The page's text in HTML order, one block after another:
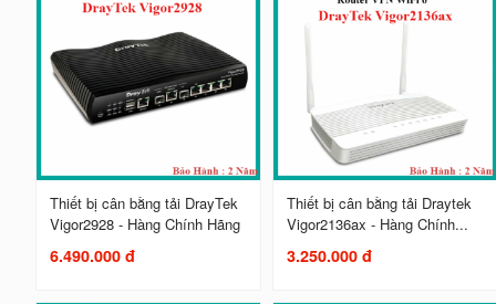
Thiết bị cân bằng tải DrayTek
Vigor2928 - Hàng Chính Hãng
6.490.000 đ
Thiết bị cân bằng tải Draytek
Vigor2136ax - Hàng Chính...
3.250.000 đ